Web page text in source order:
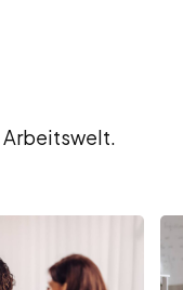
Arbeitswelt.